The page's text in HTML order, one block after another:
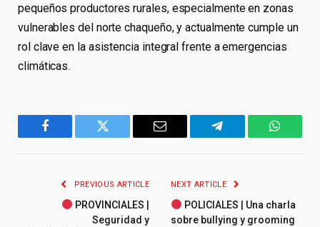
pequeños productores rurales, especialmente en zonas
vulnerables del norte chaqueño, y actualmente cumple un
rol clave en la asistencia integral frente a emergencias
climáticas.
Facebook Twitter Email Telegram
PREVIOUS ARTICLE
PROVINCIALES |
Seguridad y
NEXT ARTICLE
POLICIALES | Una charla
sobre bullying y grooming